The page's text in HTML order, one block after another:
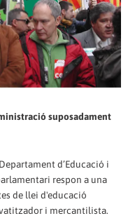
suposadament
d’Educació i
respon a una
de llei d'educació
i mercantilista.